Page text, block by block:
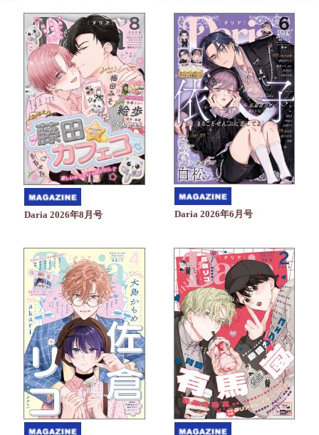
Daria 2026年8月号 Daria 2026年6月号